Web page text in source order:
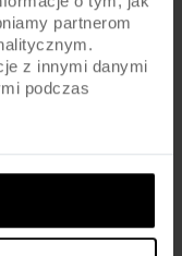
partnerom
z innymi danymi
podczas
ALTUS ST-EF500
STANDARD
MTB
(13), 60MM (15/17)